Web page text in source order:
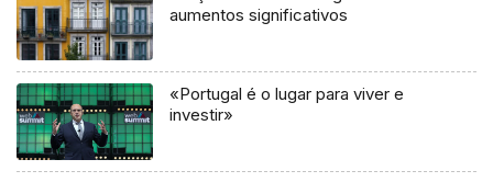
aumentos significativos
«Portugal é o lugar para viver e
investir»